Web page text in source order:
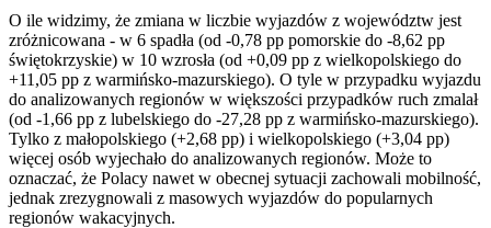
O ile widzimy, że zmiana w liczbie wyjazdów z województw jest
zróżnicowana - w 6 spadła (od -0,78 pp pomorskie do -8,62 pp
świętokrzyskie) w 10 wzrosła (od +0,09 pp z wielkopolskiego do
+11,05 pp z warmińsko-mazurskiego). O tyle w przypadku wyjazdu
do analizowanych regionów w większości przypadków ruch zmalał
(od -1,66 pp z lubelskiego do -27,28 pp z warmińsko-mazurskiego).
Tylko z małopolskiego (+2,68 pp) i wielkopolskiego (+3,04 pp)
więcej osób wyjechało do analizowanych regionów. Może to
oznaczać, że Polacy nawet w obecnej sytuacji zachowali mobilność,
jednak zrezygnowali z masowych wyjazdów do popularnych
regionów wakacyjnych.